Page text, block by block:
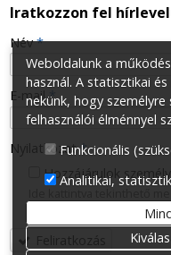
Iratkozzon fel
-
-
-
Név*
E-mail*
Nyilatkozat*
Hozzájárulok
Feliratkozás
Weboldalunk a
használ. A statisztikai
nekünk, hogy
felhasználói élménnyel
Funkcionális
Analitikai,